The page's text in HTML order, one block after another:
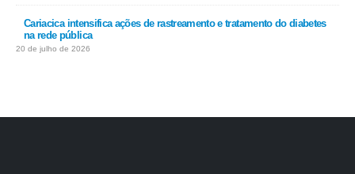
Cariacica intensifica ações de rastreamento e tratamento do diabetes
na rede pública
20 de julho de 2026